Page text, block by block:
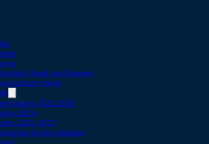
/ Край для України
kulturní deník
kultury 2022-2030
2023+
2025–2027
tvorby strategie